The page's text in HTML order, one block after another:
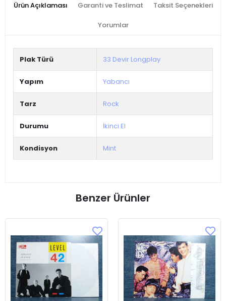
Ürün Açıklaması Garanti ve Teslimat Taksit Seçenekleri
Yorumlar
Plak Türü 33 Devir Longplay
Yapım Yabancı
Tarz Rock
Durumu İkinci El
Kondisyon Mint
Benzer Ürünler